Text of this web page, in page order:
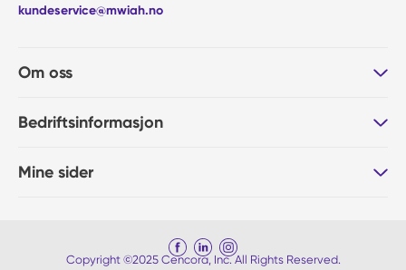
kundeservice@mwiah.no
Om oss
Bedriftsinformasjon
Mine sider
Copyright ©2025 Cencora, Inc. All Rights Reserved.